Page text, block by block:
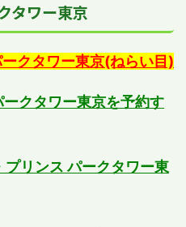
タワー東京
クタワー東京(ねらい目)
クタワー東京を予約す
リンス パークタワー東